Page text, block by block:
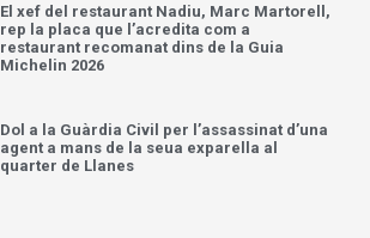
El xef del restaurant Nadiu, Marc Martorell,
rep la placa que l’acredita com a
restaurant recomanat dins de la Guia
Michelin 2026
Dol a la Guàrdia Civil per l’assassinat d’una
agent a mans de la seua exparella al
quarter de Llanes